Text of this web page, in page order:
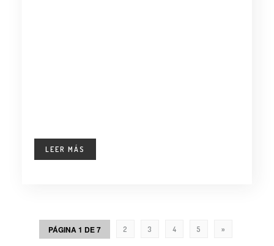
LEER MÁS
PÁGINA 1 DE 7 2 3 4 5 »